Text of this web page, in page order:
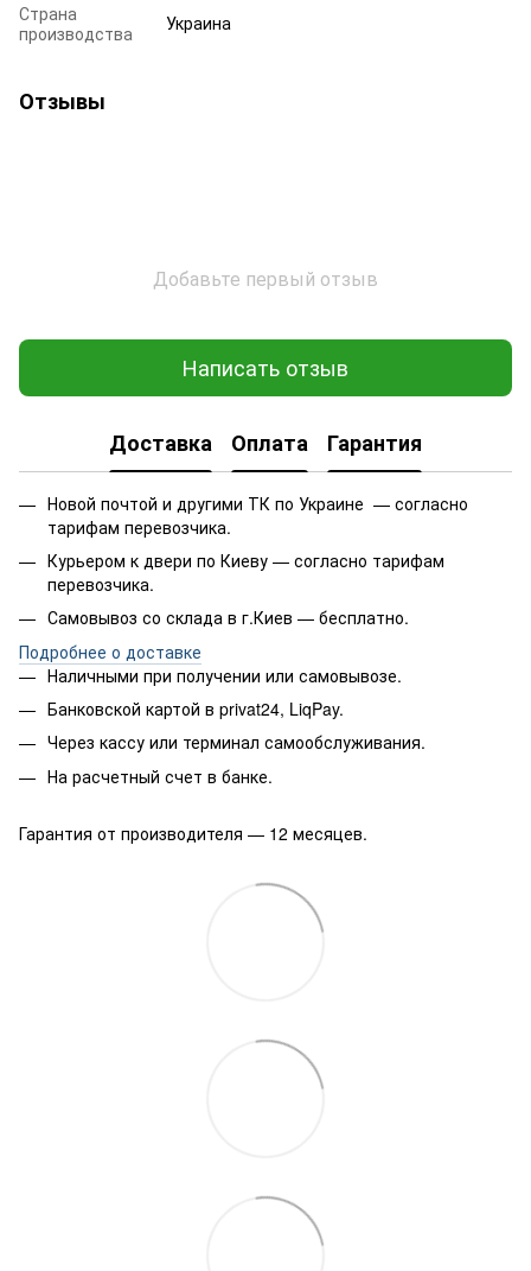
Страна
производства
Украина
Отзывы
Добавьте первый отзыв
Написать отзыв
Доставка Оплата Гарантия
Новой почтой и другими ТК по Украине — согласно
тарифам перевозчика.
Курьером к двери по Киеву — согласно тарифам
перевозчика.
Самовывоз со склада в г.Киев — бесплатно.
Подробнее о доставке
Наличными при получении или самовывозе.
Банковской картой в privat24, LiqPay.
Через кассу или терминал самообслуживания.
На расчетный счет в банке.
Гарантия от производителя — 12 месяцев.